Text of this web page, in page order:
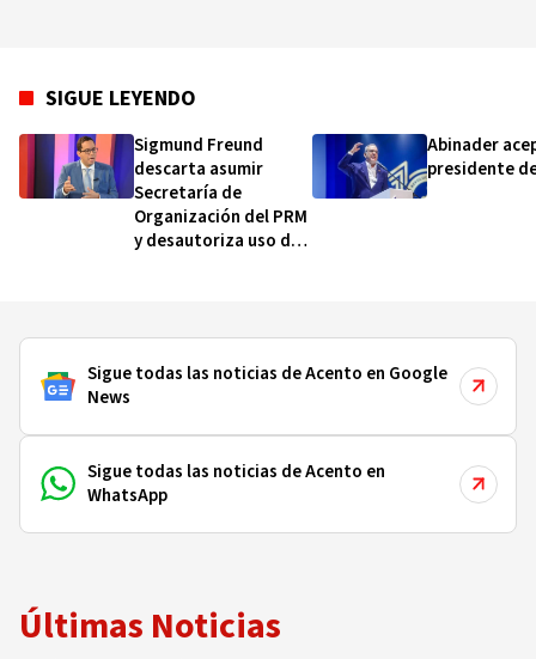
SIGUE LEYENDO
Sigmund Freund
descarta asumir
Secretaría de
Organización del PRM
y desautoriza uso de
Abinader
presidente
Sigue todas las noticias de Acento en Google
News
Sigue todas las noticias de Acento en
WhatsApp